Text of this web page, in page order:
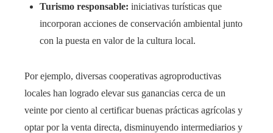
Turismo responsable: iniciativas turísticas que
incorporan acciones de conservación ambiental junto
con la puesta en valor de la cultura local.
Por ejemplo, diversas cooperativas agroproductivas
locales han logrado elevar sus ganancias cerca de un
veinte por ciento al certificar buenas prácticas agrícolas y
optar por la venta directa, disminuyendo intermediarios y